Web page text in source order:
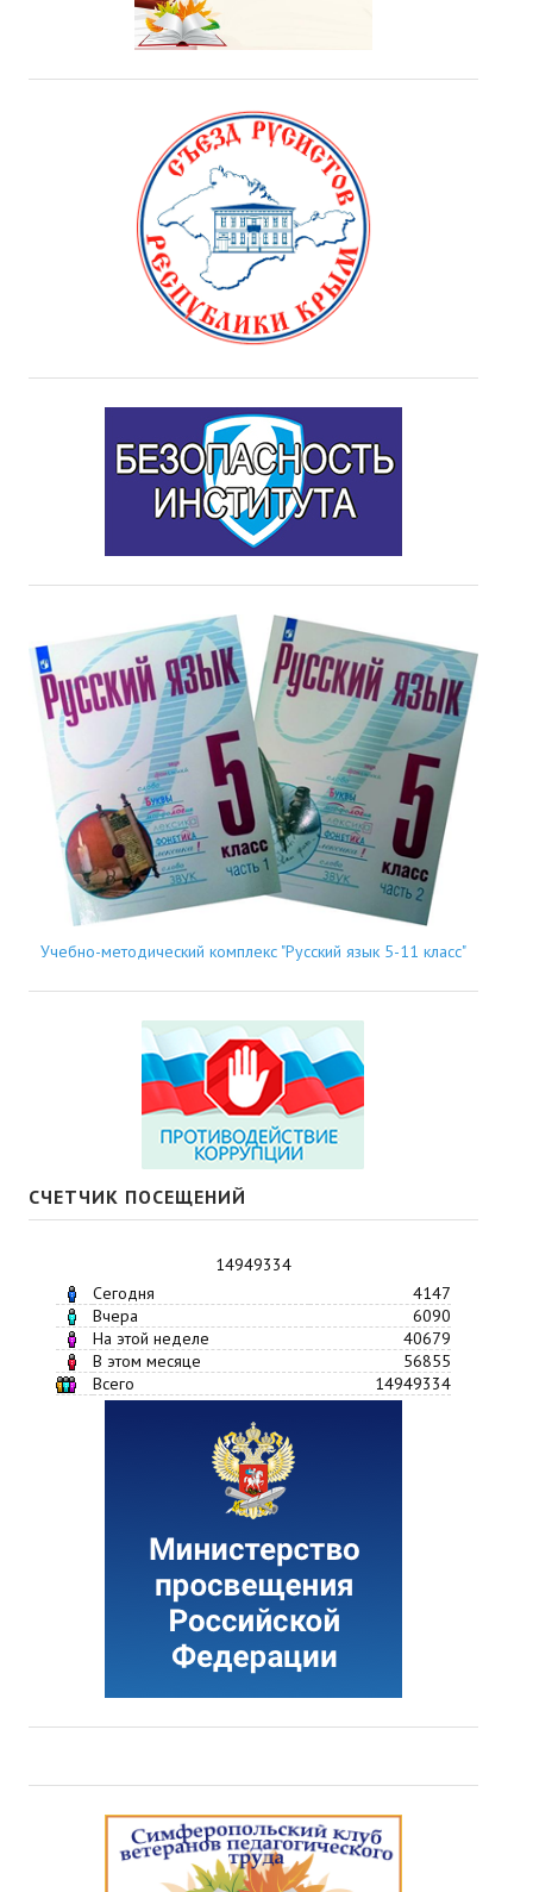
Учебно-методический комплекс "Русский язык 5-11 класс"
СЧЕТЧИК ПОСЕЩЕНИЙ
14949334
Сегодня
4147
Вчера
6090
На этой неделе
40679
В этом месяце
56855
Всего
14949334